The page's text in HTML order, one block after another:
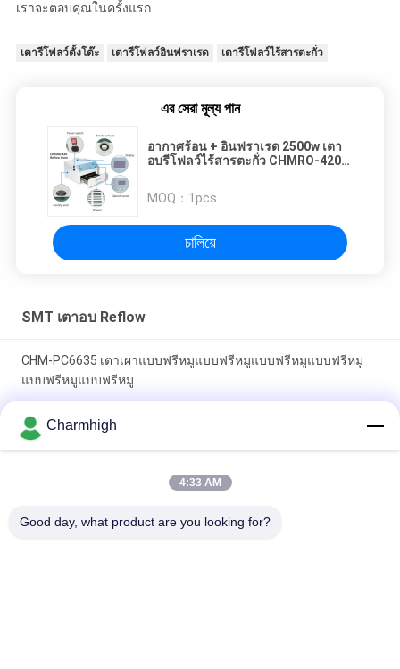
เราจะตอบคุณในครั้งแรก
เตารีโฟลว์ตั้งโต๊ะ เตารีโฟลว์อินฟราเรด เตารีโฟลว์ไร้สารตะกั่ว
এর সেরা মূল্য পান
อากาศร้อน + อินฟราเรด 2500w เตา
อบรีโฟลว์ไร้สารตะกั่ว CHMRO-420
MOQ： 1pcs
চালিয়ে
SMT เตาอบ Reflow
CHM-PC6635 เตาเผาแบบฟรีหมูแบบฟรีหมูแบบฟรีหมูแบบฟรีหมู
แบบฟรีหมูแบบฟรีหมู
เตาอบรีโฟลว์ SMT แนวตั้ง CHM-F830 8 โซนอุณหภูมิ
1400*300mm เครื่องบัดกรีด้วยลมร้อน
เตาอบ Reflow CHM-6635 6 โซนอุณหภูมิ (บน 6 + ล่าง 6)
Charmhigh
4:33 AM
Good day, what product are you looking for?